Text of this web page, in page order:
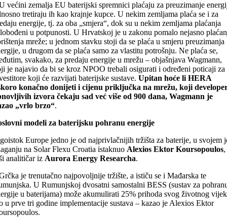
većini zemalja EU baterijski spremnici plaćaju za preuzimanje
tretiraju ih kao krajnje kupce. U nekim zemljama plaća se i za
energije, tj. za oba „smjera“, dok su u nekim zemljama plaćanja
u potpunosti. U Hrvatskoj je u zakonu pomalo nejasno
mreže; u jednom stavku stoji da se plaća u smjeru preuzimanja
u drugom da se plaća samo za vlastitu potrošnju. Ne plaća se,
svakako, za predaju energije u mrežu – objašnjava Wagmann,
je najavio da bi se kroz NPOO trebali osigurati i određeni poticaji za
koji će razvijati baterijske sustave. Upitan hoće li HERA
konačno donijeti i cijenu priključka na mrežu, koji
izvora čekaju sad već više od 900 dana, Wagmann je
„vrlo brzo“.
modeli za baterijsku pohranu energije
Europe jedno je od najprivlačnijih tržišta za baterije, u svojem
na Solar Flexu Croatia istaknuo Alexios Ektor Koursopoulos,
analitičar iz Aurora Energy Researcha.
je trenutačno najpovoljnije tržište, a ističu se i Mađarska te
U Rumunjskoj dvosatni samostalni BESS (sustav za
u baterijama) može akumulirati 25% prihoda svog životnog
u prve tri godine implementacije sustava – kazao je Alexios Ektor